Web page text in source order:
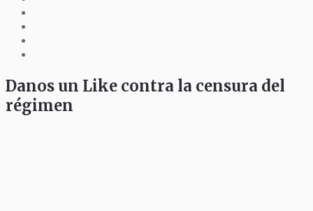
Danos un Like contra la censura del
régimen